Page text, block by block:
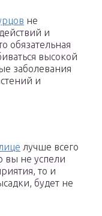
не
и
обязательная
высокой
заболевания
и
лучше всего
вы не успели
то и
будет не